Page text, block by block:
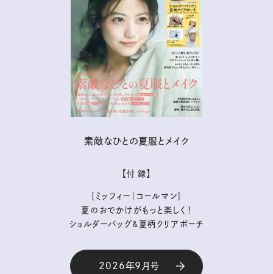
素敵なひとの夏服とメイク
【付 録】
［ミッフィー｜コールマン］
夏のおでかけがもっと楽しく！
ショルダーバッグ&夏柄クリアポーチ
2026年9月号